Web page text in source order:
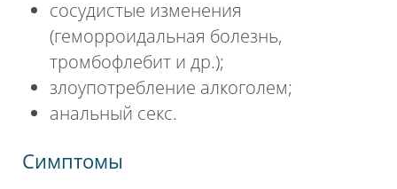
сосудистые изменения
(геморроидальная болезнь,
тромбофлебит и др.);
злоупотребление алкоголем;
анальный секс.
Симптомы